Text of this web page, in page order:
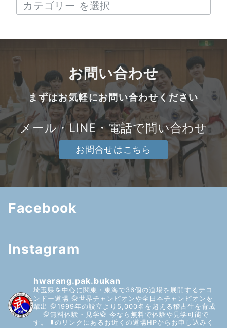
お問い合わせ
まずはお気軽にお問い合わせください
メール・LINE・電話で問い合わせ
お問合せはこちら
Facebook
Instagram
hwarang.pak.bukan
埼玉県を中心に関東・東海で36個の道場を展開するテコ
ンドー道場 🥋世界チャンピオンや全日本チャンピオンを
輩出 🥋1999年の設立より5,000名を超える稽古生を育成
🥋無料体験・見学🥋 今なら無料で体験や見学可能で
す。
⬇️のリンクにあるお近くの道場HPからお申し込みく